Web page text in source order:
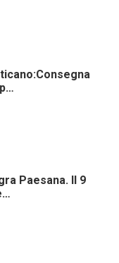
Paesana. Il 9